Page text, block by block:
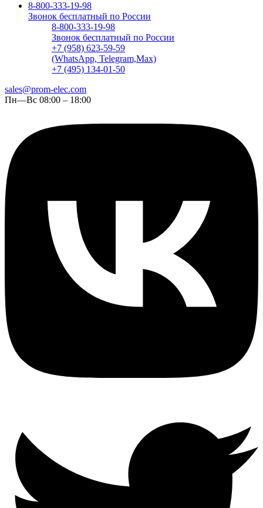
8-800-333-19-98
Звонок бесплатный по России
8-800-333-19-98
Звонок бесплатный по России
+7 (958) 623-59-59
(WhatsApp, Telegram,Max)
+7 (495) 134-01-50
sales@prom-elec.com
Пн—Вс 08:00 – 18:00